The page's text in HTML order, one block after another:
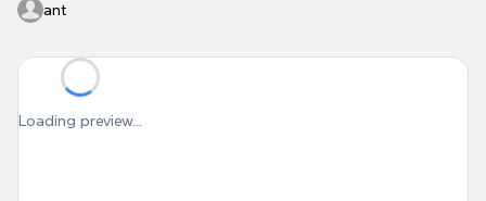
ant
Loading preview...